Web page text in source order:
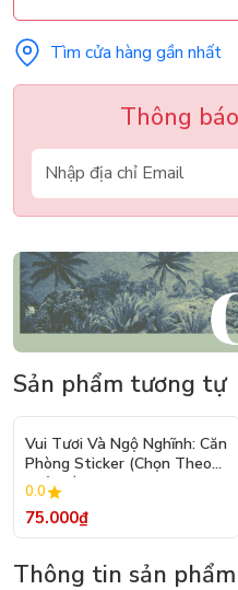
Tìm cửa hàng gần nhất
Thông
Sản phẩm tương tự
Vui Tươi Và Ngộ Nghĩnh: Căn
Phòng Sticker (Chọn Theo
Chủ Đề) - Hơn 250 Sticker
0.0
75.000₫
Thông tin sản phẩm